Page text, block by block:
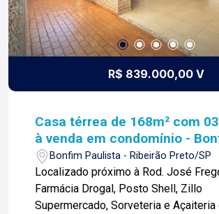
R$ 839.000,00 V
Casa térrea de 168m² com
à venda em condomínio -
Paulista
Bonfim Paulista - Ribeirão Preto/SP
Localizado próximo à Rod. José
Farmácia Drogal, Posto Shell, Zillo
Supermercado, Sorveteria e